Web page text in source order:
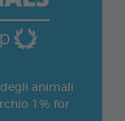
degli animali
1% for